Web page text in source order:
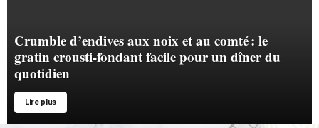
Crumble d’endives aux noix et au comté : le
gratin crousti-fondant facile pour un dîner du
quotidien
Lire plus